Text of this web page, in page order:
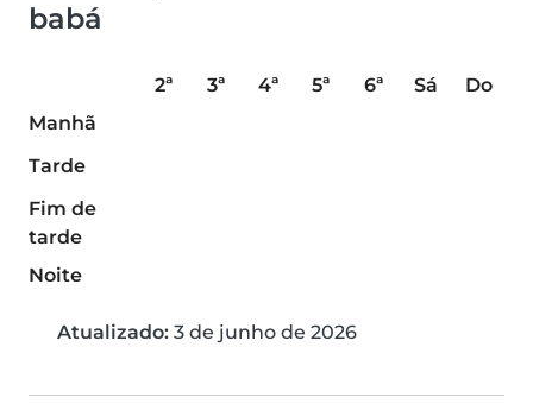
babá
2ª 3ª 4ª 5ª 6ª Sá
Do
Manhã
Tarde
Fim de
tarde
Noite
Atualizado: 3 de junho de 2026